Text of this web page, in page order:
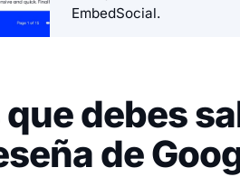
EmbedSocial.
debes
de